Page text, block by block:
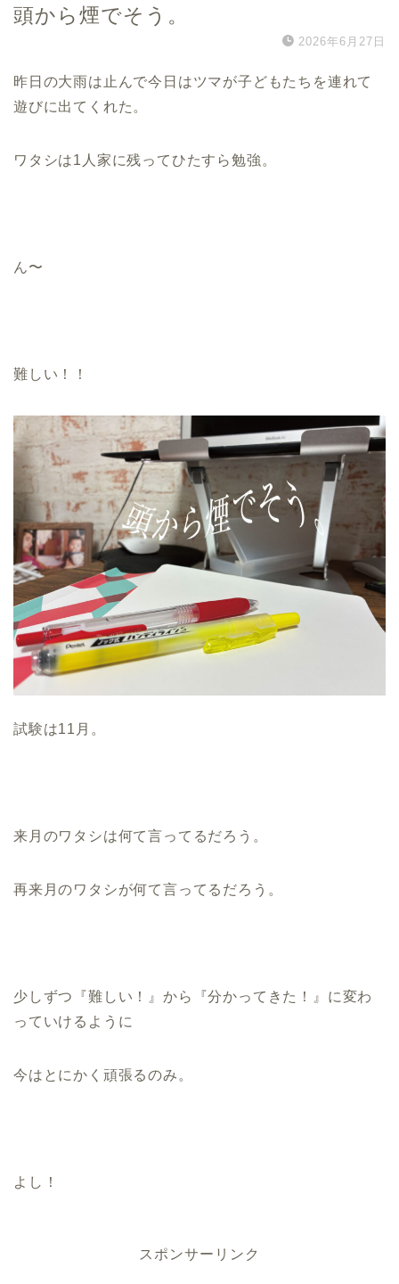
頭から煙でそう。
2026年6月27日
昨日の大雨は止んで今日はツマが子どもたちを連れて
遊びに出てくれた。
ワタシは1人家に残ってひたすら勉強。
ん〜
難しい！！
試験は11月。
来月のワタシは何て言ってるだろう。
再来月のワタシが何て言ってるだろう。
少しずつ『難しい！』から『分かってきた！』に変わ
っていけるように
今はとにかく頑張るのみ。
よし！
スポンサーリンク